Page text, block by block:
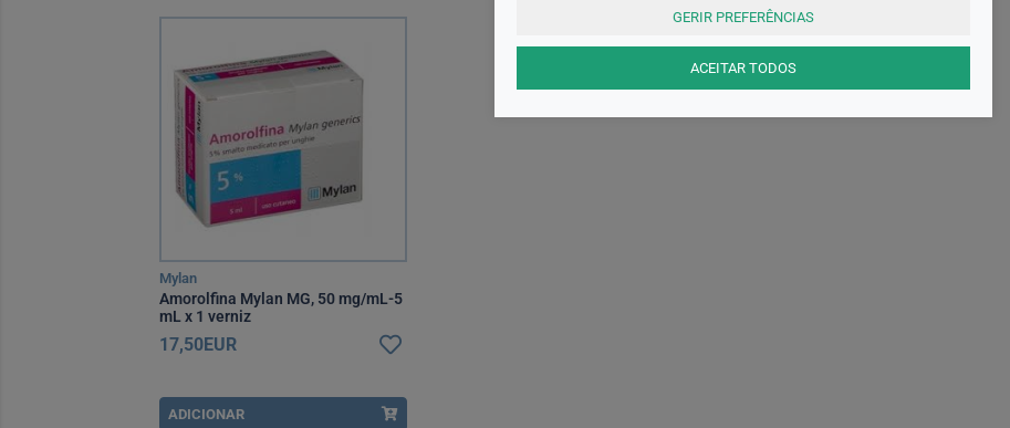
Mylan
Amorolfina Mylan MG, 50 mg/mL-5
mL x 1 verniz
17,50EUR
ADICIONAR
GERIR PREFERÊNCIAS
ACEITAR TODOS